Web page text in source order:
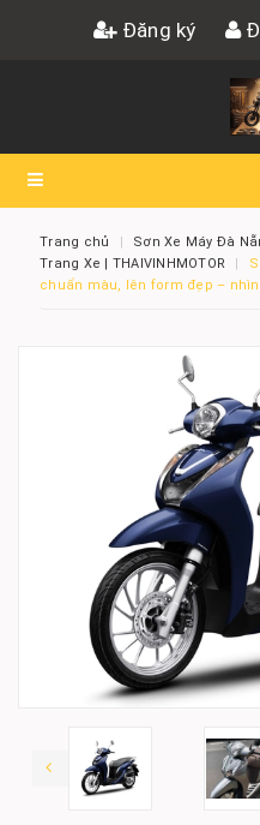
Đăng ký
Trang chủ
Sơn Xe Máy Đà
Trang Xe | THAIVINHMOTOR
chuẩn màu, lên form đẹp –